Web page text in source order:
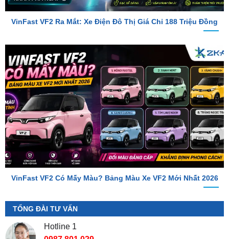
VinFast VF2 Có Mấy Màu? Bảng Màu Xe VF2 Mới Nhất 2026
TỔNG ĐÀI TƯ VẤN
Hotline 1
0987.801.029